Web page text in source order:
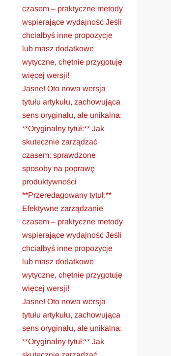
czasem – praktyczne metody
wspierające wydajność Jeśli
chciałbyś inne propozycje
lub masz dodatkowe
wytyczne, chętnie przygotuję
więcej wersji!
Jasne! Oto nowa wersja
tytułu artykułu, zachowująca
sens oryginału, ale unikalna:
**Oryginalny tytuł:** Jak
skutecznie zarządzać
czasem: sprawdzone
sposoby na poprawę
produktywności
**Przeredagowany tytuł:**
Efektywne zarządzanie
czasem – praktyczne metody
wspierające wydajność Jeśli
chciałbyś inne propozycje
lub masz dodatkowe
wytyczne, chętnie przygotuję
więcej wersji!
Jasne! Oto nowa wersja
tytułu artykułu, zachowująca
sens oryginału, ale unikalna:
**Oryginalny tytuł:** Jak